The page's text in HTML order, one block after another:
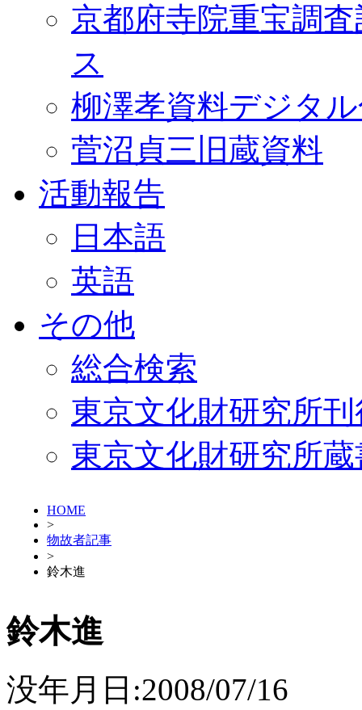
京都府寺院重宝調
ス
柳澤孝資料デジタ
菅沼貞三旧蔵資料
活動報告
日本語
英語
その他
総合検索
東京文化財研究所
東京文化財研究所
HOME
>
物故者記事
>
鈴木進
鈴木進
没年月日:2008/07/16